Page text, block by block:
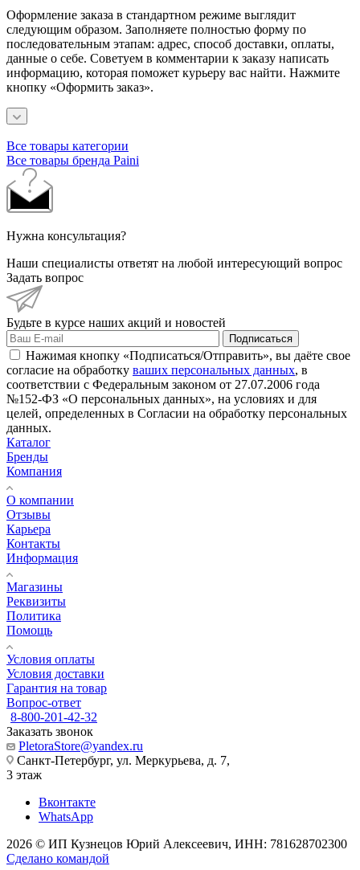
Оформление заказа в стандартном режиме выглядит
следующим образом. Заполняете полностью форму по
последовательным этапам: адрес, способ доставки, оплаты,
данные о себе. Советуем в комментарии к заказу написать
информацию, которая поможет курьеру вас найти. Нажмите
кнопку «Оформить заказ».
Все товары категории
Все товары бренда Paini
Нужна консультация?
Наши специалисты ответят на любой интересующий вопрос
Задать вопрос
Будьте в курсе наших акций и новостей
Подписаться
Нажимая кнопку «Подписаться/Отправить», вы даёте свое
согласие на обработку ваших персональных данных, в
соответствии с Федеральным законом от 27.07.2006 года
№152-ФЗ «О персональных данных», на условиях и для
целей, определенных в Согласии на обработку персональных
данных.
Каталог
Бренды
Компания
О компании
Отзывы
Карьера
Контакты
Информация
Магазины
Реквизиты
Политика
Помощь
Условия оплаты
Условия доставки
Гарантия на товар
Вопрос-ответ
8-800-201-42-32
Заказать звонок
PletoraStore@yandex.ru
Санкт-Петербург, ул. Меркурьева, д. 7,
3 этаж
Вконтакте
WhatsApp
2026 © ИП Кузнецов Юрий Алексеевич, ИНН: 781628702300
Сделано командой